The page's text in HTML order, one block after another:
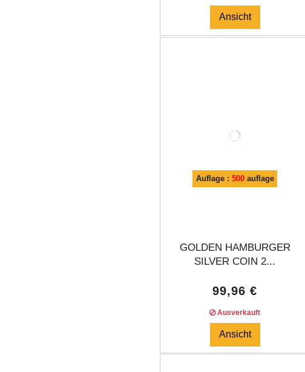
Ansicht
Auflage : 500auflage
GOLDEN HAMBURGER
SILVER COIN 2...
99,96 €
Ausverkauft
Ansicht